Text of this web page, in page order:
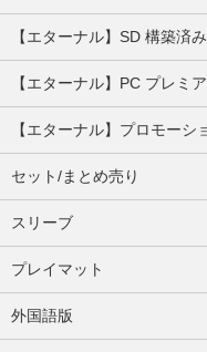
【エターナル】SD 構築済
【エターナル】PC プレミ
【エターナル】プロモーシ
セット/まとめ売り
スリーブ
プレイマット
外国語版